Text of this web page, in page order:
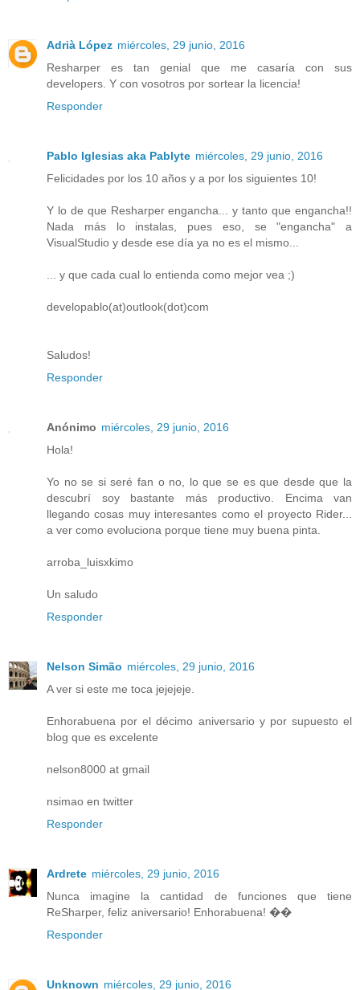
Adrià López miércoles, 29 junio, 2016
Resharper es tan genial que me casaría con sus
developers. Y con vosotros por sortear la licencia!
Responder
Pablo Iglesias aka Pablyte miércoles, 29 junio, 2016
Felicidades por los 10 años y a por los siguientes 10!
Y lo de que Resharper engancha... y tanto que engancha!!
Nada más lo instalas, pues eso, se "engancha" a
VisualStudio y desde ese día ya no es el mismo...
... y que cada cual lo entienda como mejor vea ;)
developablo(at)outlook(dot)com
Saludos!
Responder
Anónimo miércoles, 29 junio, 2016
Hola!
Yo no se si seré fan o no, lo que se es que desde que la
descubrí soy bastante más productivo. Encima van
llegando cosas muy interesantes como el proyecto Rider...
a ver como evoluciona porque tiene muy buena pinta.
arroba_luisxkimo
Un saludo
Responder
Nelson Simão miércoles, 29 junio, 2016
A ver si este me toca jejejeje.
Enhorabuena por el décimo aniversario y por supuesto el
blog que es excelente
nelson8000 at gmail
nsimao en twitter
Responder
Ardrete miércoles, 29 junio, 2016
Nunca imagine la cantidad de funciones que tiene
ReSharper, feliz aniversario! Enhorabuena! ��
Responder
Unknown miércoles, 29 junio, 2016